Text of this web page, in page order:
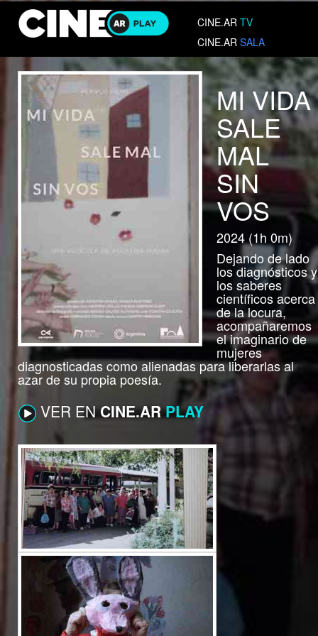
CINE.ARTV
CINE.ARSALA
MI VIDA
SALE
MAL
SIN
VOS
2024 (1h 0m)
Dejando de lado
los diagnósticos y
los saberes
científicos acerca
de la locura,
acompañaremos
el imaginario de
mujeres
diagnosticadas como alienadas para liberarlas al
azar de su propia poesía.
VER ENCINE.AR PLAY